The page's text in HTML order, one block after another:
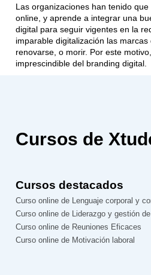
Las organizaciones han tenido
online, y aprende a integrar una
digital para seguir vigentes en la
imparable digitalización las marcas
renovarse, o morir. Por este
imprescindible del branding digital.
Cursos de
Cursos destacados
Curso online de Lenguaje corporal y
Curso online de Liderazgo y gestión
Curso online de Reuniones Eficaces
Curso online de Motivación laboral